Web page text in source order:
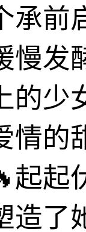
承前
慢发
的少
情的
起起
造了